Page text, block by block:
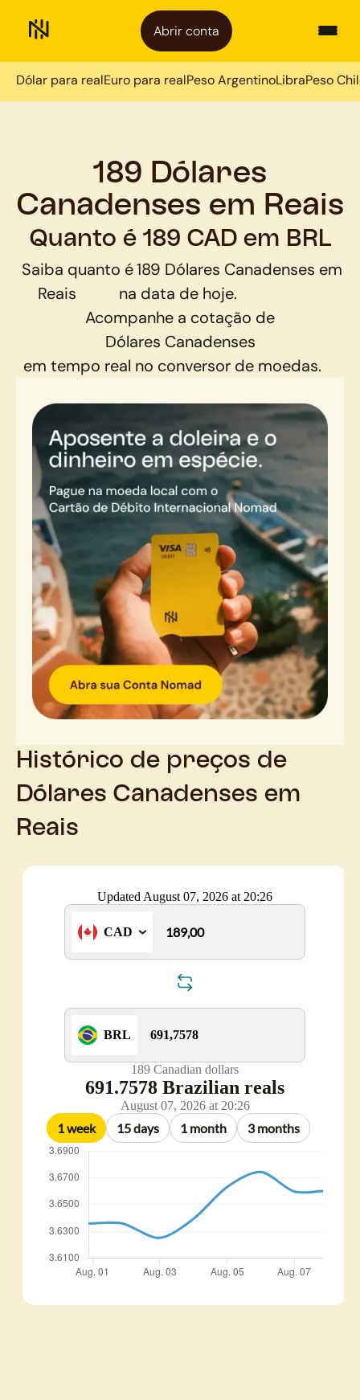
Abrir conta
Dólar para realEuro para realPeso ArgentinoLibraPeso
189 Dólares
Canadenses em Reais
Quanto é 189 CAD em BRL
Saiba quanto é189 Dólares Canadenses em
Reais
na data de hoje.
Acompanhe a cotação de
Dólares Canadenses
em tempo real no conversor de moedas.
Histórico de preços de
Dólares Canadenses em
Reais